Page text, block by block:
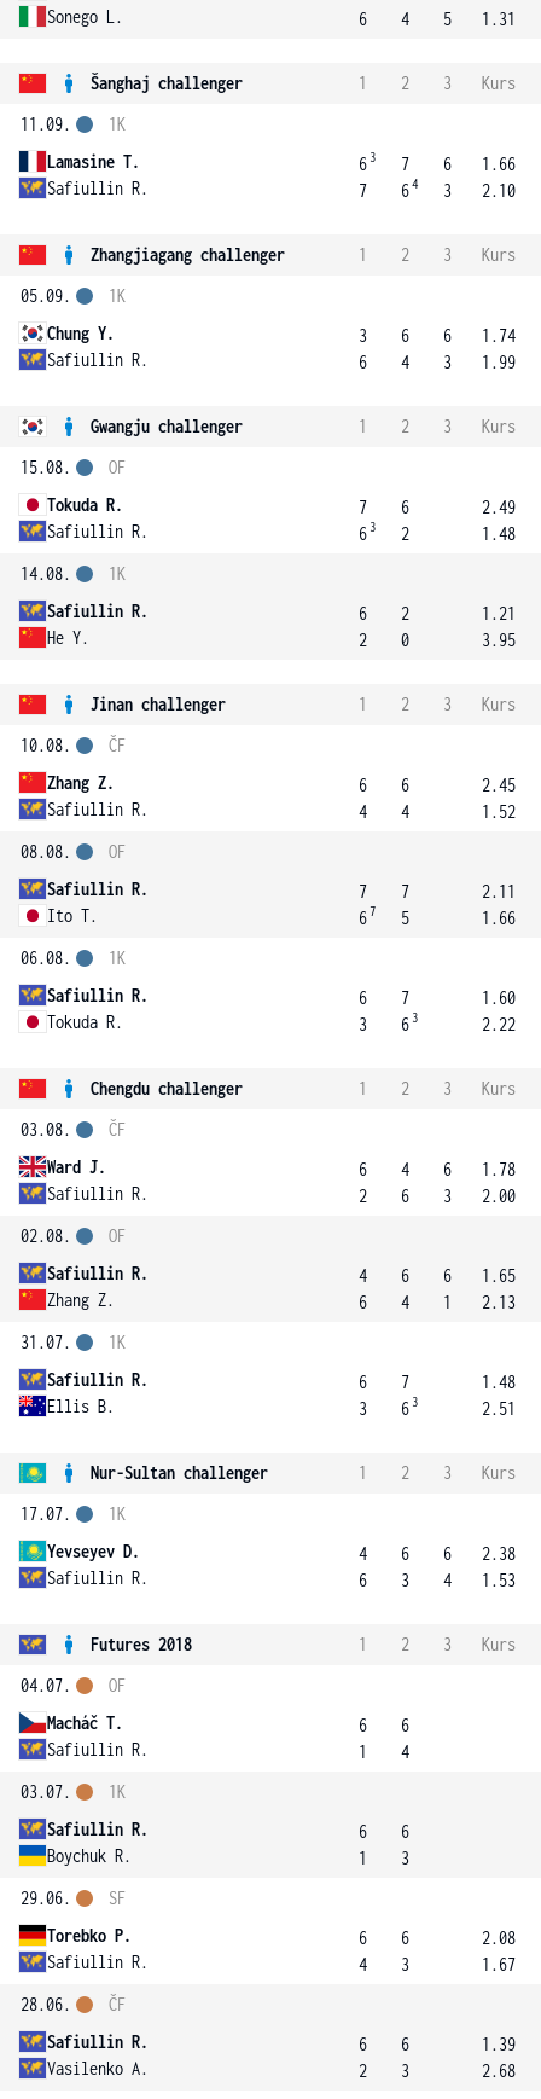
Sonego L.
6
4
5
1.31
Šanghaj challenger 1 2 3
Kurs
11.09.
Lamasine T.
Safiullin R.
1K
6 3
7
7
64
6
3
1.66
2.10
Zhangjiagang challenger 1 2 3
Kurs
05.09.
Chung Y.
Safiullin R.
1K
3
6
6
4
6
3
1.74
1.99
Gwangju challenger 1 2 3
Kurs
15.08.
Tokuda R.
Safiullin R.
OF
7
6 3
6
2
2.49
1.48
14.08.
Safiullin R.
He Y.
1K
6
2
2
0
1.21
3.95
Jinan challenger 1 2 3
Kurs
10.08.
Zhang Z.
Safiullin R.
ČF
6
4
6
4
2.45
1.52
08.08.
Safiullin R.
Ito T.
OF
7
67
7
5
2.11
1.66
06.08.
Safiullin R.
Tokuda R.
1K
6
3
7
6 3
1.60
2.22
Chengdu challenger 1 2 3
Kurs
03.08.
Ward J.
Safiullin R.
ČF
6
2
4
6
6
3
1.78
2.00
02.08.
Safiullin R.
Zhang Z.
OF
4
6
6
4
6
1
1.65
2.13
31.07.
Safiullin R.
Ellis B.
1K
6
3
7
6 3
1.48
2.51
Nur-Sultan challenger 1 2 3
Kurs
17.07.
Yevseyev D.
Safiullin R.
1K
4
6
6
3
6
4
2.38
1.53
Futures 2018 1 2 3
Kurs
04.07.
Macháč T.
Safiullin R.
OF
6
1
6
4
03.07.
Safiullin R.
Boychuk R.
1K
6
1
6
3
29.06.
Torebko P.
Safiullin R.
SF
6
4
6
3
2.08
1.67
28.06.
Safiullin R.
Vasilenko A.
ČF
6
2
6
3
1.39
2.68